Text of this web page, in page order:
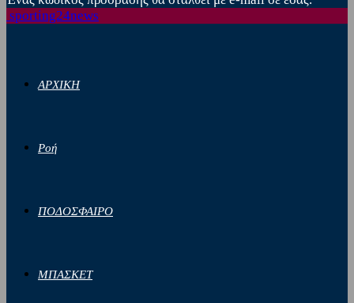
sporting24news
ΑΡΧΙΚΗ
Ροή
ΠΟΔΟΣΦΑΙΡΟ
ΜΠΑΣΚΕΤ